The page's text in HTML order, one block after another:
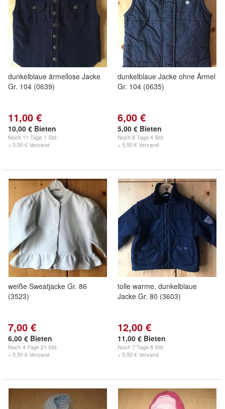
dunkelblaue ärmellose Jacke
Gr. 104 (0639)
11,00 €
10,00 € Bieten
Noch 11 Tage 1 Std.
+ 5,50 € Versand
dunkelblaue Jacke ohne Ärmel
Gr. 104 (0635)
6,00 €
5,00 € Bieten
Noch8 Tage 4 Std.
+ 5,50 € Versand
weiße Sweatjacke Gr. 86
(3523)
7,00 €
6,00 € Bieten
Noch4 Tage 21 Std.
+ 5,50 € Versand
tolle warme, dunkelblaue
Jacke Gr. 80 (3603)
12,00 €
11,00 € Bieten
Noch7 Tage 8 Std.
+ 5,50 € Versand